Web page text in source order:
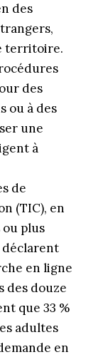
des
territoire.
des
ou à des
une
à
de
(TIC), en
ou plus
en ligne
des douze
que 33 %
adultes
en